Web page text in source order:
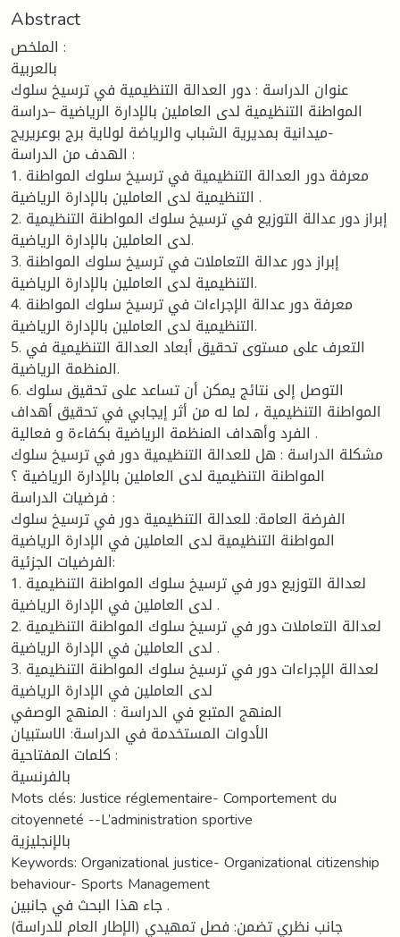
Abstract
الملخص :
بالعربية
عنوان الدراسة : دور العدالة التنظيمية في ترسيخ سلوك
المواطنة التنظيمية لدى العاملين بالإدارة الرياضية –دراسة
ميدانية بمديرية الشباب والرياضة لولاية برج بوعريريج-
الهدف من الدراسة :
1. معرفة دور العدالة التنظيمية في ترسيخ سلوك المواطنة
التنظيمية لدى العاملين بالإدارة الرياضية .
2. إبراز دور عدالة التوزيع في ترسيخ سلوك المواطنة التنظيمية
لدى العاملين بالإدارة الرياضية.
3. إبراز دور عدالة التعاملات في ترسيخ سلوك المواطنة
التنظيمية لدى العاملين بالإدارة الرياضية.
4. معرفة دور عدالة الإجراءات في ترسيخ سلوك المواطنة
التنظيمية لدى العاملين بالإدارة الرياضية.
5. التعرف على مستوى تحقيق أبعاد العدالة التنظيمية في
المنظمة الرياضية.
6. التوصل إلى نتائج يمكن أن تساعد على تحقيق سلوك
المواطنة التنظيمية ، لما له من أثر إيجابي في تحقيق أهداف
الفرد وأهداف المنظمة الرياضية بكفاءة و فعالية .
مشكلة الدراسة : هل للعدالة التنظيمية دور في ترسيخ سلوك
المواطنة التنظيمية لدى العاملين بالإدارة الرياضية ؟
فرضيات الدراسة :
الفرضة العامة: للعدالة التنظيمية دور في ترسيخ سلوك
المواطنة التنظيمية لدى العاملين في الإدارة الرياضية
الفرضيات الجزئية:
1. لعدالة التوزيع دور في ترسيخ سلوك المواطنة التنظيمية
لدى العاملين في الإدارة الرياضية .
2. لعدالة التعاملات دور في ترسيخ سلوك المواطنة التنظيمية
لدى العاملين في الإدارة الرياضية .
3. لعدالة الإجراءات دور في ترسيخ سلوك المواطنة التنظيمية
لدى العاملين في الإدارة الرياضية
المنهج المتبع في الدراسة : المنهج الوصفي
الأدوات المستخدمة في الدراسة: الاستبيان
كلمات المفتاحية :
بالفرنسية
Mots clés: Justice réglementaire- Comportement du
citoyenneté --L’administration sportive
بالإنجليزية
Keywords: Organizational justice- Organizational citizenship
behaviour- Sports Management
جاء هذا البحث في جانبين .
جانب نظري تضمن: فصل تمهيدي (الإطار العام للدراسة)